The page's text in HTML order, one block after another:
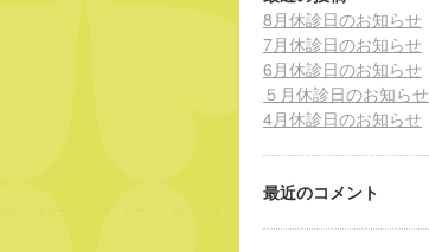
8月休診日のお知らせ
7月休診日のお知らせ
6月休診日のお知らせ
５月休診日のお知らせ
4月休診日のお知らせ
最近のコメント